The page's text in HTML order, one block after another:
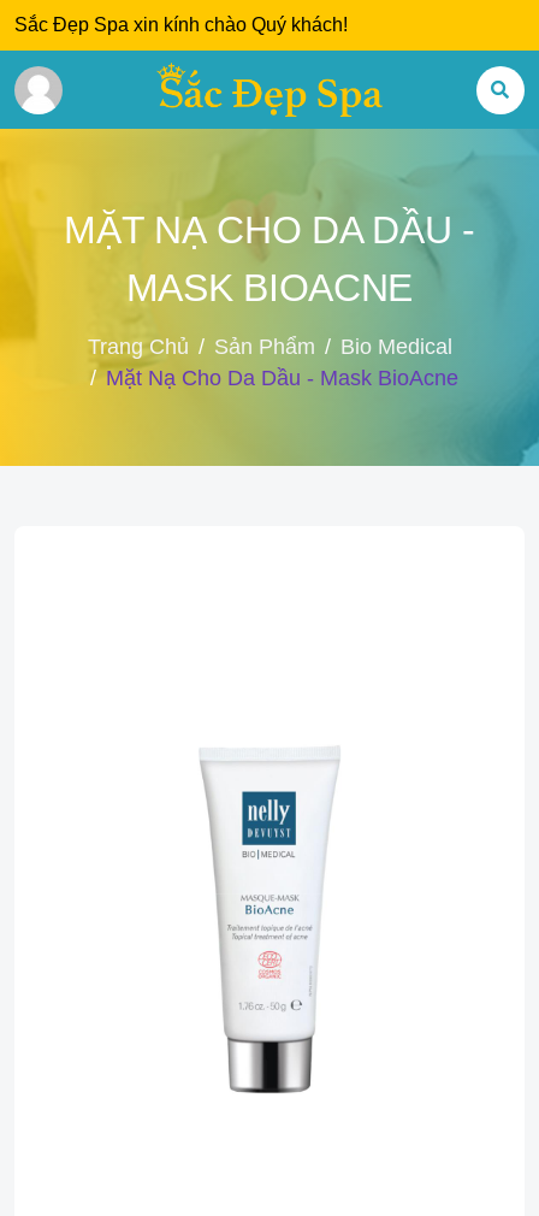
Sắc Đẹp Spa xin kính chào Quý khách!
MẶT NẠ CHO DA DẦU -
MASK BIOACNE
Trang Chủ Sản Phẩm
Bio Medical
Mặt Nạ Cho Da Dầu - Mask BioAcne